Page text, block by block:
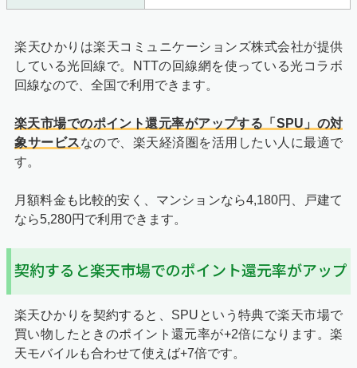
楽天ひかりは楽天コミュニケーションズ株式会社が提供
している光回線で。NTTの回線網を使っている光コラボ
回線なので、全国で利用できます。
楽天市場でのポイント還元率がアップする「SPU」の対
象サービスなので、楽天経済圏を活用したい人に最適で
す。
月額料金も比較的安く、マンションなら4,180円、戸建て
なら5,280円で利用できます。
契約すると楽天市場でのポイント還元率がアップ
楽天ひかりを契約すると、SPUという特典で楽天市場で
買い物したときのポイント還元率が+2倍になります。楽
天モバイルも合わせて使えば+7倍です。